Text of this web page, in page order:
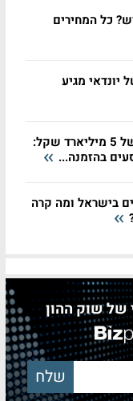
כל המחירים
יונדאי מגיע
גט נכנסת לשוק של 5 מיליארד שקל:
בישראל ומה קרה
של שוק ההון